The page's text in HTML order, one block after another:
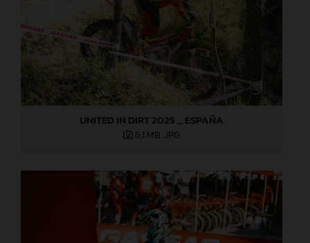
UNITED IN DIRT 2025 _ ESPAÑA
6,1 MB .JPG